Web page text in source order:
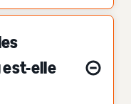
elle